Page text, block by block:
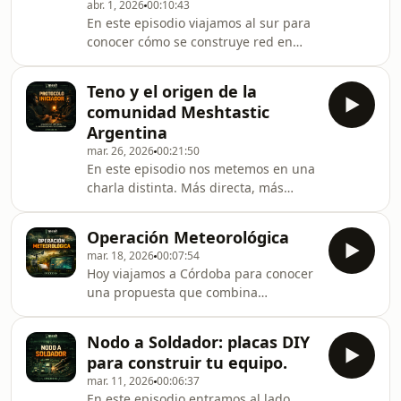
un entorno controlado.Hablamos de
vulnerabilidades, vectores de ataque
y algo clave: cómo pensar la red no
solo desde la conectividad, sino
también desde la defensa
abr. 1, 202600:10:43
En este episodio viajamos al sur para
conocer cómo se construye red en
(LU1VJK), alguien que no solo probó
equipos, sino que también gestionó el
despliegue de nodos Meshtastic en
Bariloche, enfrentando condiciones
reales de terreno, clima y
distancia.Hablamos de pruebas,
decisiones técnicas y aprendizajes
que solo aparecen cuando l
Teno y el origen de la
comunidad Meshtastic
Argentina
mar. 26, 202600:21:50
En este episodio nos metemos en una
charla distinta. Más directa, más
que creó el grupo de Meshtastic
Argentina y abrió el espacio donde
hoy se cruzan ideas, pruebas y
experiencias.Hablamos de cómo
empezó todo, del impulso inicial, de
los primeros nodos, y de algo más
importante todavía: la decisión de
construir comunidad alr
Operación Meteorológica
mar. 18, 202600:07:54
Hoy viajamos a Córdoba para conocer
una propuesta que combina
cuenta cómo están pensando el
despliegue de estaciones
meteorológicas conectadas a una red
Nodo a Soldador: placas DIY
para construir tu equipo.
mar. 11, 202600:06:37